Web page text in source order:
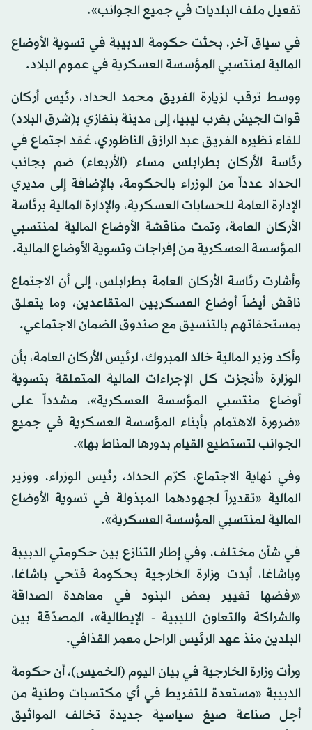
تفعيل ملف البلديات في جميع الجوانب».
في سياق آخر، بحثت حكومة الدبيبة في تسوية الأوضاع
المالية لمنتسبي المؤسسة العسكرية في عموم البلاد.
ووسط ترقب لزيارة الفريق محمد الحداد، رئيس أركان
قوات الجيش بغرب ليبيا، إلى مدينة بنغازي ﺑ(شرق البلاد)
للقاء نظيره الفريق عبد الرازق الناظوري، عُقد اجتماع في
رئاسة الأركان بطرابلس مساء (الأربعاء) ضم بجانب
الحداد عدداً من الوزراء بالحكومة، بالإضافة إلى مديري
الإدارة العامة للحسابات العسكرية، والإدارة المالية برئاسة
الأركان العامة، وتمت مناقشة الأوضاع المالية لمنتسبي
المؤسسة العسكرية من إفراجات وتسوية الأوضاع المالية.
وأشارت رئاسة الأركان العامة بطرابلس، إلى أن الاجتماع
ناقش أيضاً أوضاع العسكريين المتقاعدين، وما يتعلق
بمستحقاتهم بالتنسيق مع صندوق الضمان الاجتماعي.
وأكد وزير المالية خالد المبروك، لرئيس الأركان العامة، بأن
الوزارة «أنجزت كل الإجراءات المالية المتعلقة بتسوية
أوضاع منتسبي المؤسسة العسكرية»، مشدداً على
«ضرورة الاهتمام بأبناء المؤسسة العسكرية في جميع
الجوانب لتستطيع القيام بدورها المناط بها».
وفي نهاية الاجتماع، كرّم الحداد، رئيس الوزراء، ووزير
المالية «تقديراً لجهودهما المبذولة في تسوية الأوضاع
المالية لمنتسبي المؤسسة العسكرية».
في شأن مختلف، وفي إطار التنازع بين حكومتي الدبيبة
وباشاغا، أبدت وزارة الخارجية بحكومة فتحي باشاغا،
«رفضها تغيير بعض البنود في معاهدة الصداقة
والشراكة والتعاون الليبية - الإيطالية»، المصدّقة بين
البلدين منذ عهد الرئيس الراحل معمر القذافي.
ورأت وزارة الخارجية في بيان اليوم (الخميس)، أن حكومة
الدبيبة «مستعدة للتفريط في أي مكتسبات وطنية من
أجل صناعة صيغ سياسية جديدة تخالف المواثيق